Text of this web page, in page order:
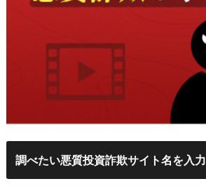
調べたい悪質投資詐欺サイト名を入力